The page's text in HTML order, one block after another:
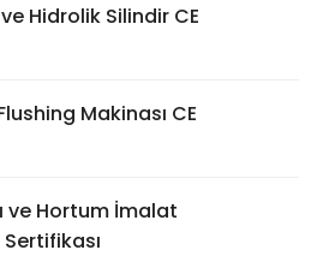
Hidrolik Silindir CE
Makinası CE
ve Hortum İmalat